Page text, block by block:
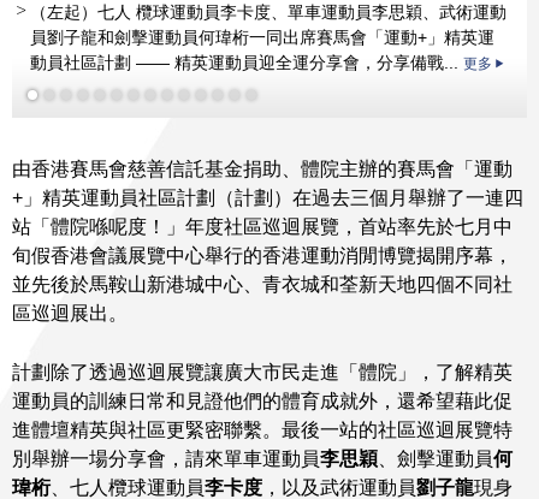
（左起）七人 欖球運動員李卡度、單車運動員李思穎、武術運動
員劉子龍和劍擊運動員何瑋桁一同出席賽馬會「運動+」精英運
動員社區計劃 —— 精英運動員迎全運分享會，分享備戰... 更多
更多
由香港賽馬會慈善信託基金捐助、體院主辦的賽馬會「運動
+」精英運動員社區計劃（計劃）在過去三個月舉辦了一連四
站「體院喺呢度！」年度社區巡迴展覽，首站率先於七月中
旬假香港會議展覽中心舉行的香港運動消閒博覽揭開序幕，
並先後於馬鞍山新港城中心、青衣城和荃新天地四個不同社
區巡迴展出。
計劃除了透過巡迴展覽讓廣大市民走進「體院」，了解精英
運動員的訓練日常和見證他們的體育成就外，還希望藉此促
進體壇精英與社區更緊密聯繫。最後一站的社區巡迴展覽特
別舉辦一場分享會，請來單車運動員李思穎 、劍擊運動員何
瑋桁、七人欖球運動員李卡度 ，以及武術運動員劉子龍現身